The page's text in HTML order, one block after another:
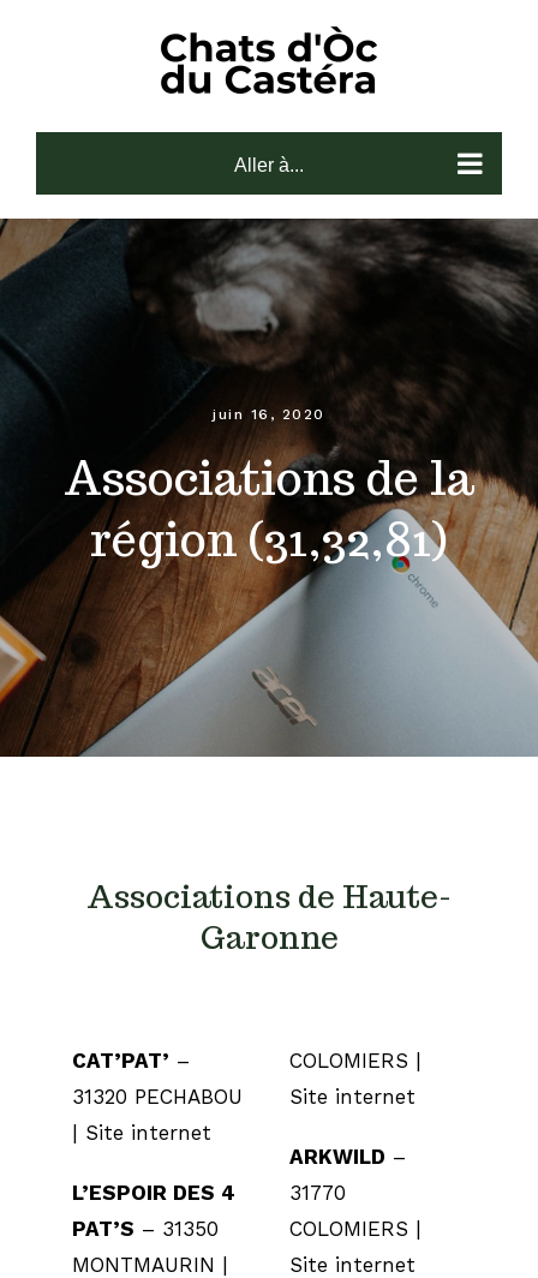
Aller à...
juin 16, 2020
Associations de la
région (31,32,81)
Associations de Haute-
Garonne
CAT’PAT’ –
31320 PECHABOU
| Site internet
L’ESPOIR DES 4
PAT’S – 31350
MONTMAURIN |
COLOMIERS |
Site internet
ARKWILD –
31770
COLOMIERS |
Site internet